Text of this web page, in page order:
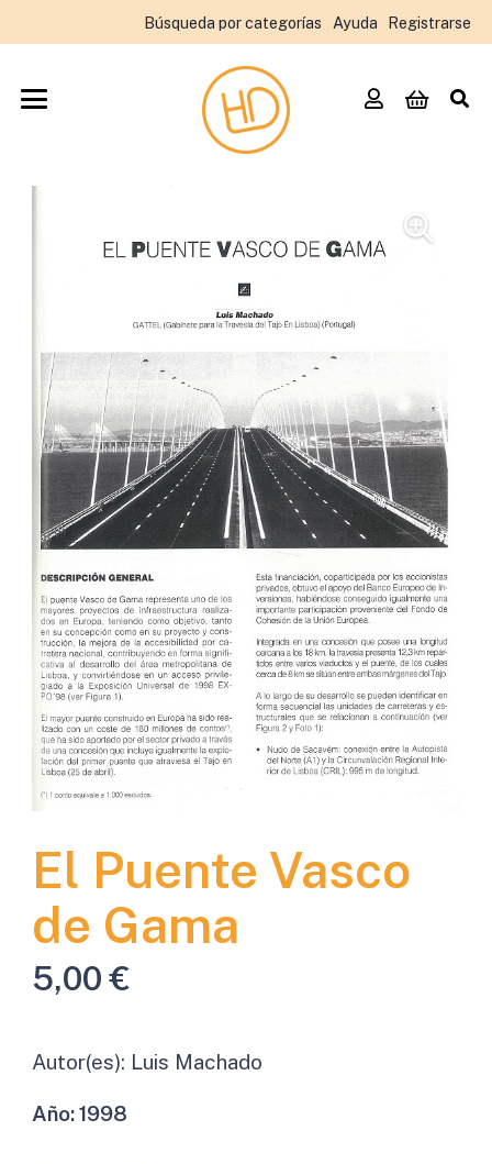
Búsqueda por categorías Ayuda Registrarse
El Puente Vasco
de Gama
5,00€
Autor(es): Luis Machado
Año:1998